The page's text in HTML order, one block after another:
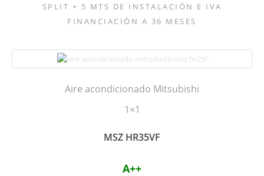
SPLIT + 5 MTS DE INSTALACIÓN E IVA
FINANCIACIÓN A 36 MESES
Aire acondicionado Mitsubishi
1×1
MSZ HR35VF
A++